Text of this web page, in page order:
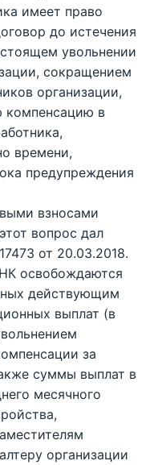
имеет право
до истечения
увольнении
сокращением
организации,
компенсацию в
времени,
предупреждения
взносами
вопрос дал
от 20.03.2018.
освобождаются
действующим
выплат (в
за
суммы выплат в
месячного
организации